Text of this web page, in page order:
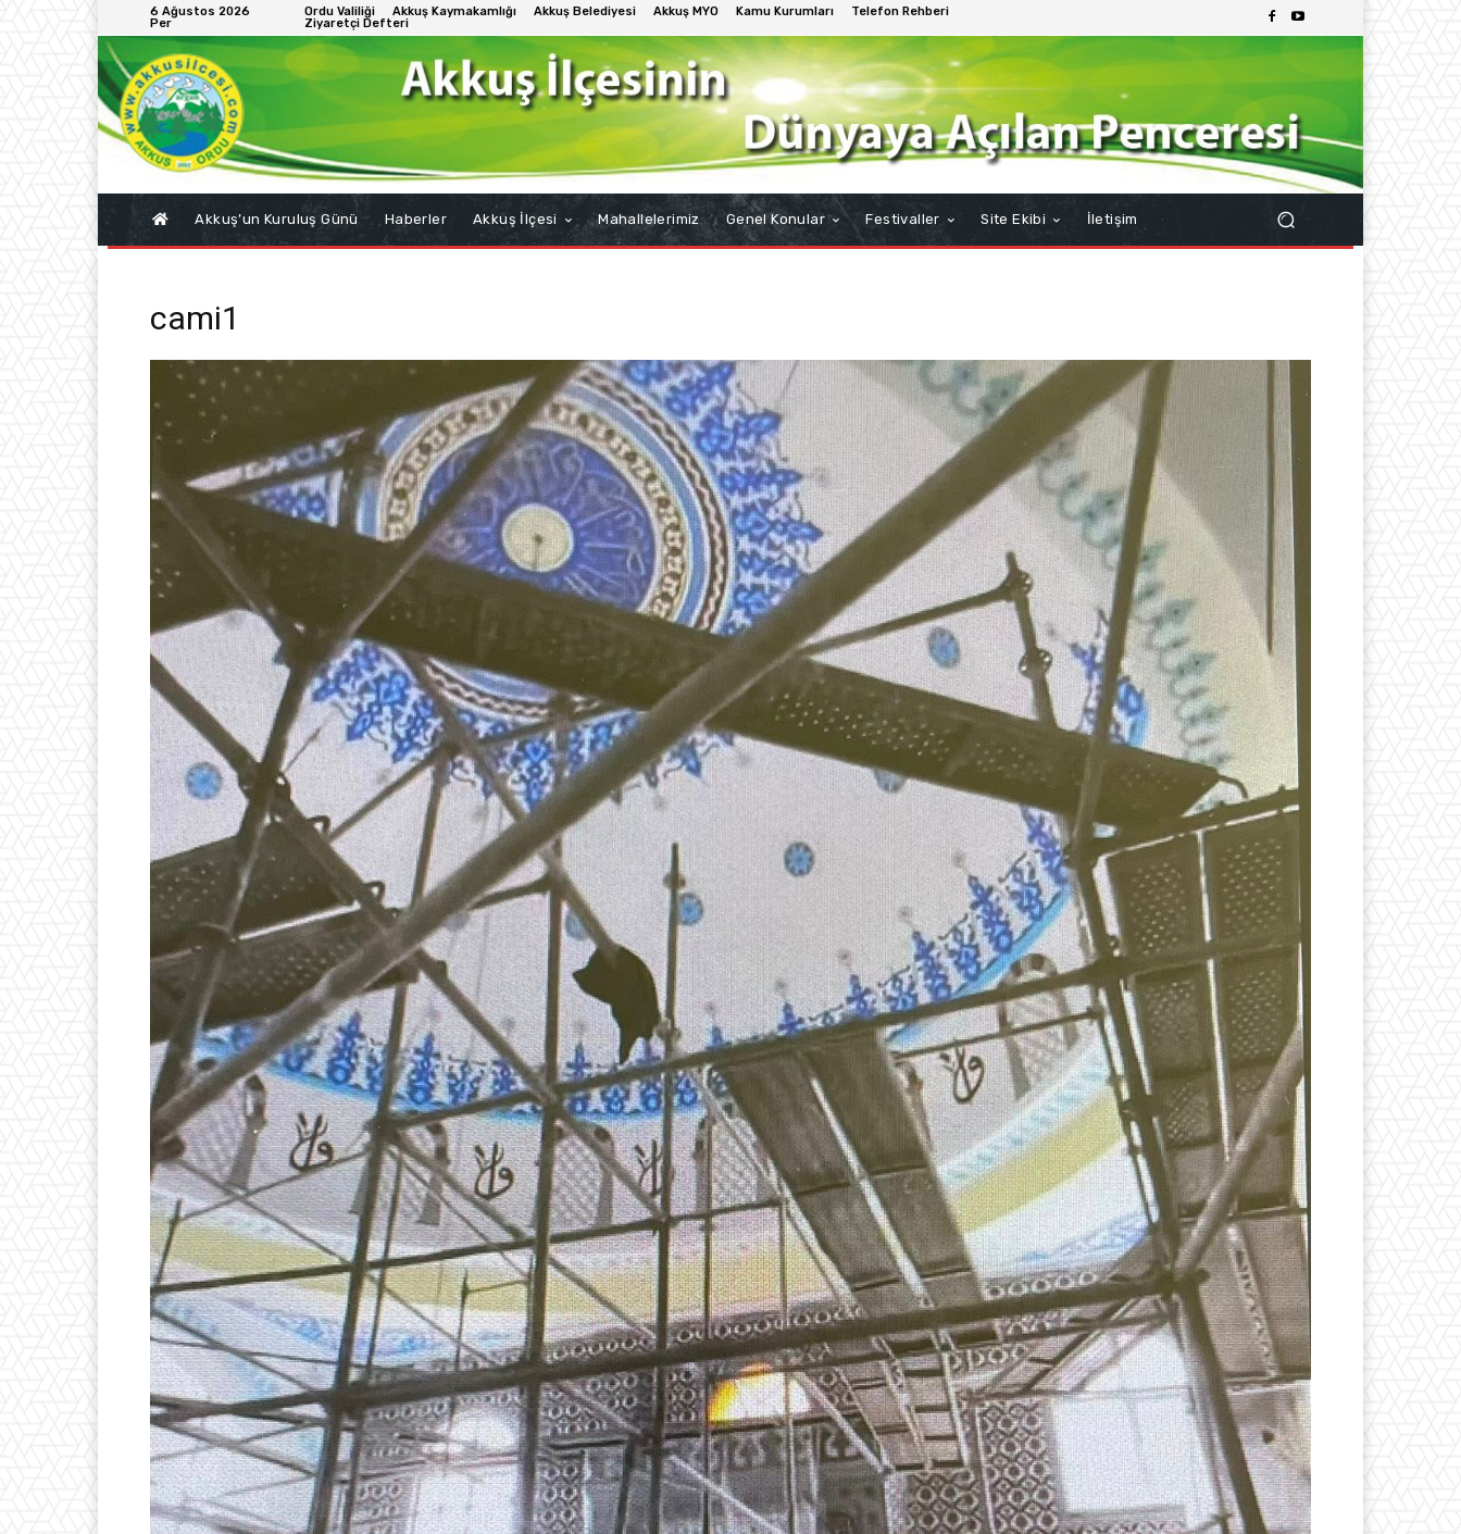
6 Ağustos 2026
Per
Ordu Valiliği Akkuş Kaymakamlığı Akkuş Belediyesi Akkuş MYO Kamu Kurumları
Telefon Rehberi
Ziyaretçi Defteri
Akkuş’un Kuruluş Günü Haberler Akkuş İlçesi Mahallelerimiz Genel Konular Festivaller Site Ekibi İletişim
cami1